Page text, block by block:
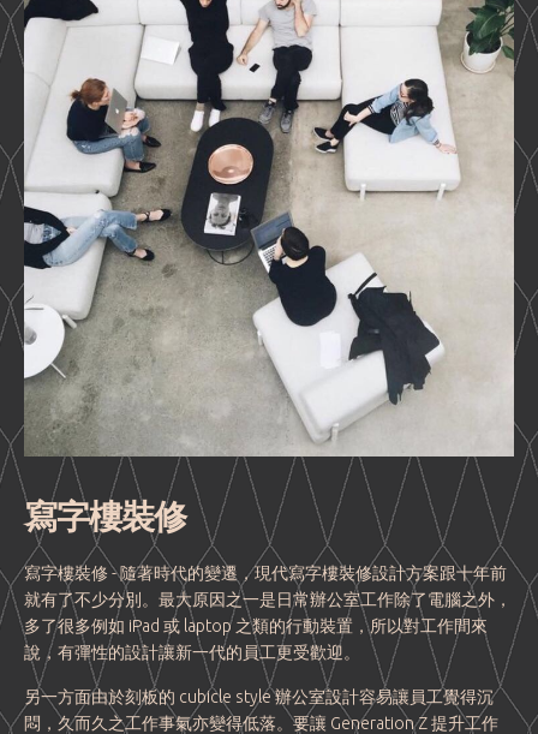
寫字樓裝修
寫字樓裝修 - 隨著時代的變遷，現代寫字樓裝修設計方案跟十年前
就有了不少分別。最大原因之一是日常辦公室工作除了電腦之外，
多了很多例如 iPad 或 laptop 之類的行動裝置，所以對工作間來
說，有彈性的設計讓新一代的員工更受歡迎。
另一方面由於刻板的 cubicle style 辦公室設計容易讓員工覺得沉
悶，久而久之工作事氣亦變得低落。要讓 Generation Z 提升工作